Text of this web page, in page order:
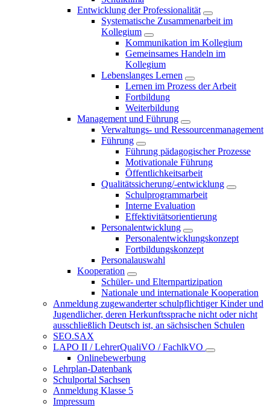
Entwicklung der Professionalität
Systematische Zusammenarbeit im
Kollegium
Kommunikation im Kollegium
Gemeinsames Handeln im
Kollegium
Lebenslanges Lernen
Lernen im Prozess der Arbeit
Fortbildung
Weiterbildung
Management und Führung
Verwaltungs- und Ressourcenmanagement
Führung
Führung pädagogischer Prozesse
Motivationale Führung
Öffentlichkeitsarbeit
Qualitätssicherung/-entwicklung
Schulprogrammarbeit
Interne Evaluation
Effektivitätsorientierung
Personalentwicklung
Personalentwicklungskonzept
Fortbildungskonzept
Personalauswahl
Kooperation
Schüler- und Elternpartizipation
Nationale und internationale Kooperation
Anmeldung zugewanderter schulpflichtiger Kinder und
Jugendlicher, deren Herkunftssprache nicht oder nicht
ausschließlich Deutsch ist, an sächsischen Schulen
SEO.SAX
LAPO II / LehrerQualiVO / FachlkVO
Onlinebewerbung
Lehrplan-Datenbank
Schulportal Sachsen
Anmeldung Klasse 5
Impressum